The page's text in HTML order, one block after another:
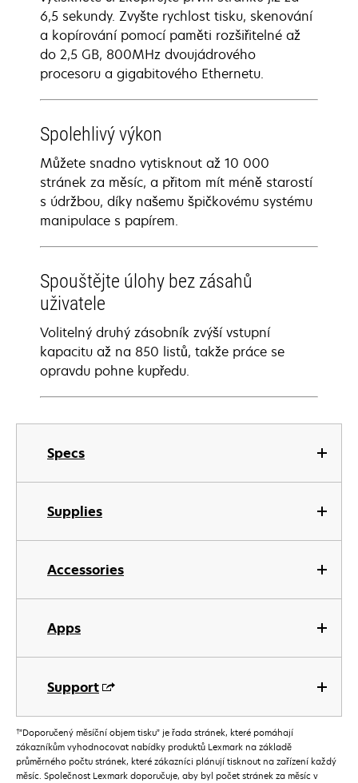
Specs
Supplies
Accessories
Apps
Support
6,5 sekundy. Zvyšte rychlost tisku, skenování
a kopírování pomocí paměti rozšiřitelné až
do 2,5 GB, 800MHz dvoujádrového
procesoru a gigabitového Ethernetu.
Spolehlivý výkon
Můžete snadno vytisknout až 10 000
stránek za měsíc, a přitom mít méně starostí
s údržbou, díky našemu špičkovému systému
manipulace s papírem.
Spouštějte úlohy bez zásahů
uživatele
Volitelný druhý zásobník zvýší vstupní
kapacitu až na 850 listů, takže práce se
opravdu pohne kupředu.
†”Doporučený měsíční objem tisku” je řada stránek, které pomáhají
zákazníkům vyhodnocovat nabídky produktů Lexmark na základě
průměrného počtu stránek, které zákazníci plánují tisknout na zařízení každý
měsíc. Společnost Lexmark doporučuje, aby byl počet stránek za měsíc v